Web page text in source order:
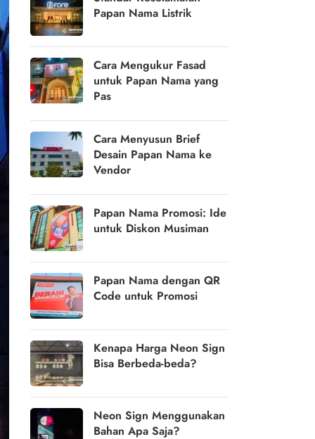
Papan Nama Listrik
Cara Mengukur Fasad
untuk Papan Nama yang
Pas
Cara Menyusun Brief
Desain Papan Nama ke
Vendor
Papan Nama Promosi: Ide
untuk Diskon Musiman
Papan Nama dengan QR
Code untuk Promosi
Kenapa Harga Neon Sign
Bisa Berbeda-beda?
Neon Sign Menggunakan
Bahan Apa Saja?